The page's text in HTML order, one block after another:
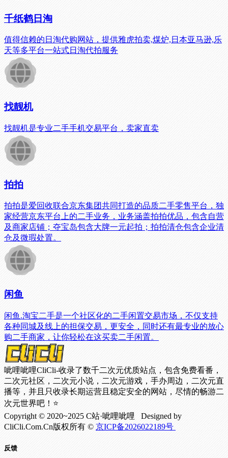
千纸鹤日淘
值得信赖的日淘代购网站，提供雅虎拍卖,煤炉,日本亚马逊,乐
天等多平台一站式日淘代拍服务
找靓机
找靓机是专业二手手机交易平台，卖家直卖
拍拍
拍拍是爱回收联合京东集团共同打造的品质二手零售平台，独
家经营京东平台上的二手业务，业务涵盖拍拍优品，包含自营
及商家店铺；夺宝岛包含大牌一元起拍；拍拍清仓包含企业清
仓及微瑕处置。
闲鱼
闲鱼.淘宝二手是一个社区化的二手闲置交易市场，不仅支持
各种同城及线上的担保交易，更安全，同时还有最专业的放心
购二手商家，让你轻松在这买卖二手闲置。
呲哩呲哩CliCli-收录了数千二次元优质站点，包含免费看番，
二次元社区，二次元小说，二次元游戏，手办周边，二次元直
播等，并且只收录长期运营且稳定安全的网站，尽情的畅游二
次元世界吧！⭐
Copyright © 2020~2025 C站·呲哩呲哩 Designed by
CliCli.Com.Cn版权所有 © 京ICP备2026022189号
反馈